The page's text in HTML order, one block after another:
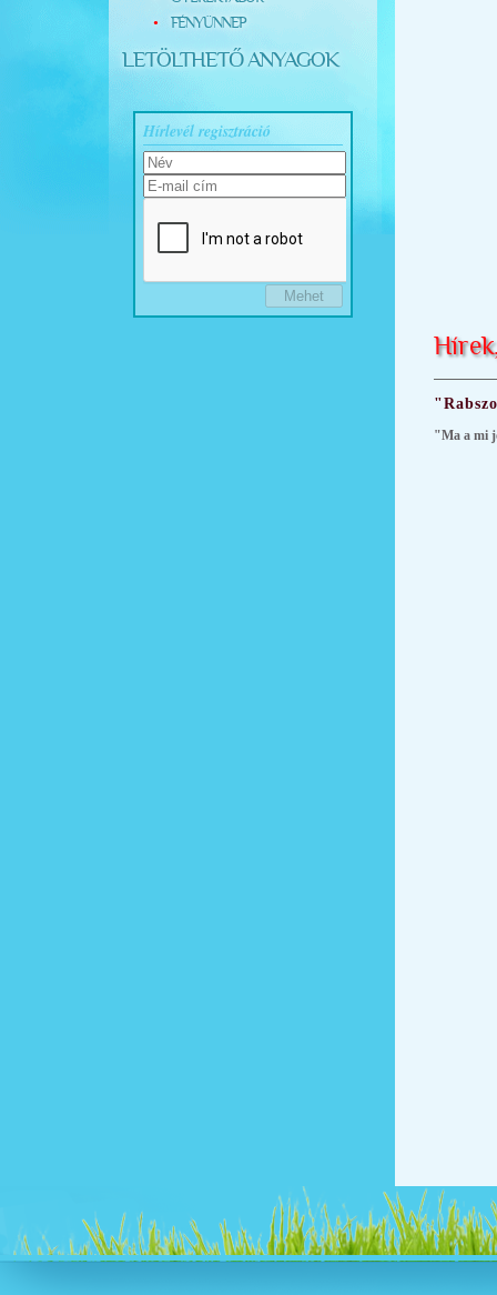
FÉNYÜNNEP
LETÖLTHETŐ ANYAGOK
Hírlevél regisztráció
"Ma a mi